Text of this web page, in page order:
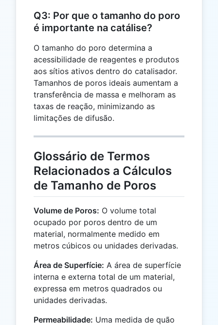
Q3: Por que o tamanho do poro
é importante na catálise?
O tamanho do poro determina a
acessibilidade de reagentes e produtos
aos sítios ativos dentro do catalisador.
Tamanhos de poros ideais aumentam a
transferência de massa e melhoram as
taxas de reação, minimizando as
limitações de difusão.
Glossário de Termos
Relacionados a Cálculos
de Tamanho de Poros
Volume de Poros: O volume total
ocupado por poros dentro de um
material, normalmente medido em
metros cúbicos ou unidades derivadas.
Área de Superfície: A área de superfície
interna e externa total de um material,
expressa em metros quadrados ou
unidades derivadas.
Permeabilidade: Uma medida de quão